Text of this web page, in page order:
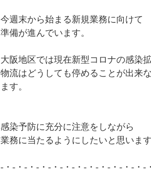
今週末から始まる新規業務に向けて
準備が進んでいます。
大阪地区では現在新型コロナの感染
物流はどうしても停めることが出来
ます。
感染予防に充分に注意をしながら
業務に当たるようにしたいと思いま
-・-・-・-・-・-・-・-・-・-・-・-・-